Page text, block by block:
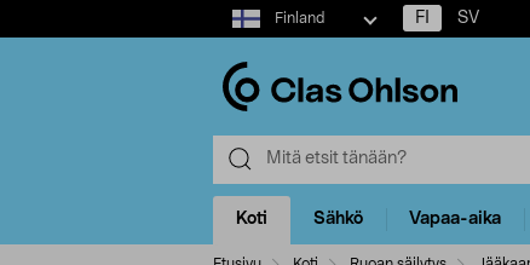
Select
market
Finland FI SV
Koti Sähkö Vapaa-aika